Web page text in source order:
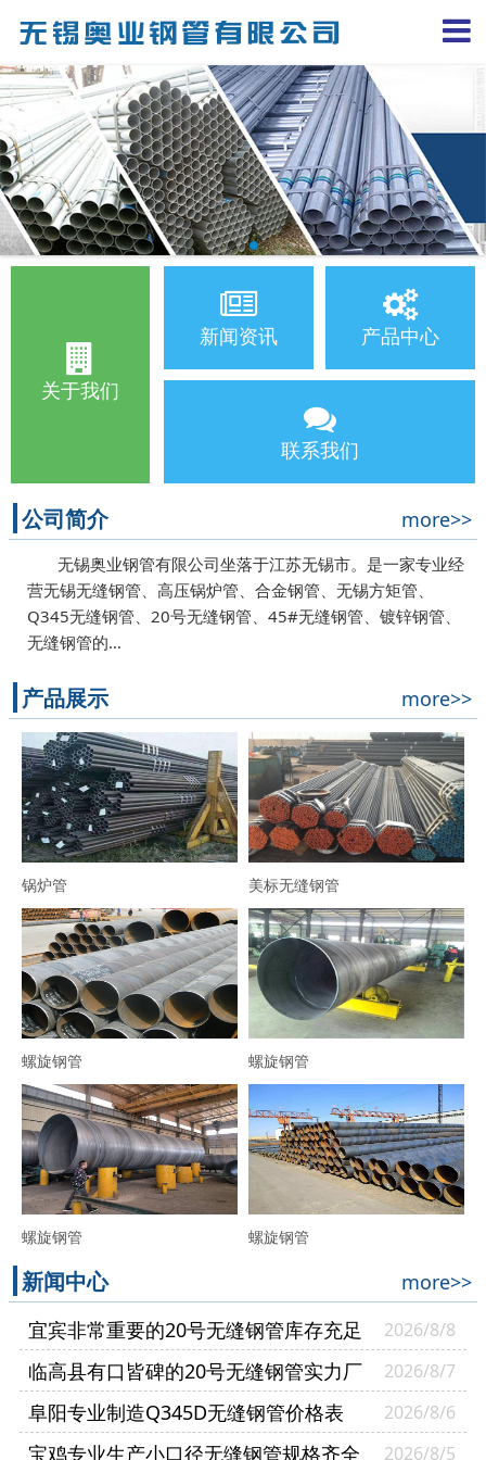
关于我们
新闻资讯 产品中心
联系我们
公司简介 more>>
无锡奥业钢管有限公司坐落于江苏无锡市。是一家专业经
营无锡无缝钢管、高压锅炉管、合金钢管、无锡方矩管、
Q345无缝钢管、20号无缝钢管、45#无缝钢管、镀锌钢管、
无缝钢管的…
产品展示 more>>
锅炉管 美标无缝钢管
螺旋钢管 螺旋钢管
螺旋钢管 螺旋钢管
新闻中心
more>>
宜宾非常重要的20号无缝钢管库存充足
2026/8/8
临高县有口皆碑的20号无缝钢管实力厂
家
2026/8/7
阜阳专业制造Q345D无缝钢管价格表 2026/8/6
宝鸡专业生产小口径无缝钢管规格齐全 2026/8/5